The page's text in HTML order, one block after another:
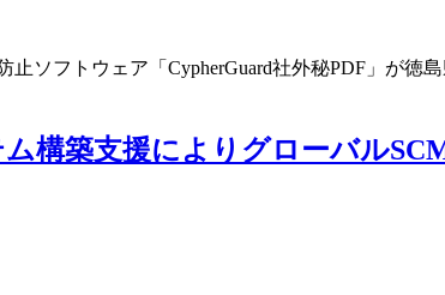
ソフトウェア「CypherGuard社外秘PDF」が
構築支援によりグローバル